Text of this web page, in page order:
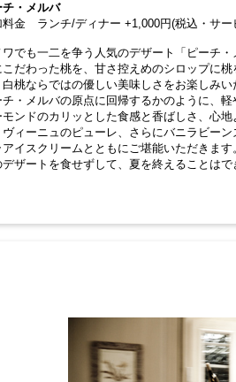
チ・メルバ
料金 ランチ/ディナー +1,000円(税込・サー
ワでも一二を争う人気のデザート「ピーチ
こだわった桃を、甘さ控えめのシロップに桃
桃ならではの優しい美味しさをお楽しみい
チ・メルバの原点に回帰するかのように、軽
モンドのカリッとした食感と香ばしさ、心地
ヴィーニュのピューレ、さらにバニラビー
アイスクリームとともにご堪能いただきます
デザートを食せずして、夏を終えることはで